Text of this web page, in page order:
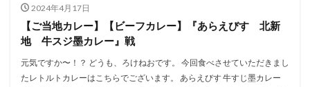
2024年4月17日
【ご当地カレー】【ビーフカレー】『あらえびす 北新
地 牛スジ墨カレー』戦
元気ですか〜！？ どうも、ろけねおです。 今回食べさせていただきまし
たレトルトカレーはこちらでございます。 あらえびす 牛すじ墨カレー